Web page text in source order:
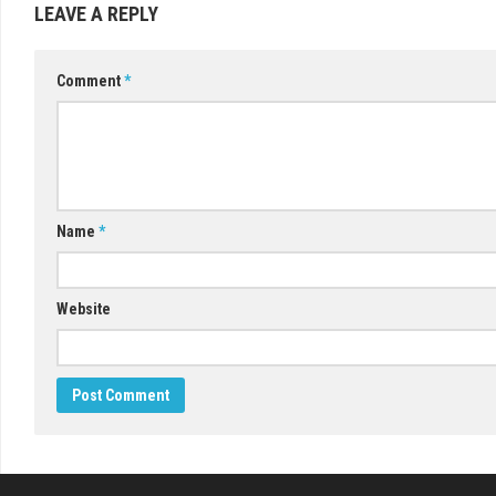
LEAVE A REPLY
Comment*
Name *
Website